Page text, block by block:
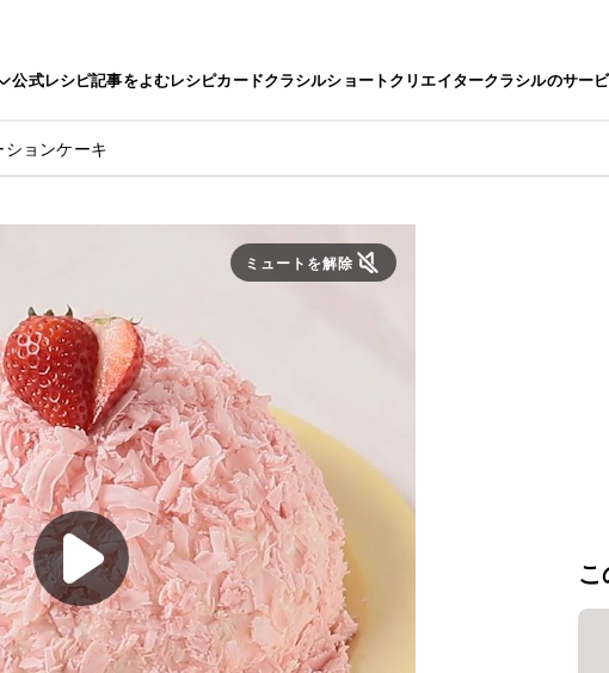
公式レシピ記事をよむレシピカードクラシルショートクリエイタークラシルのサー
ョンケーキ
ミュートを解除